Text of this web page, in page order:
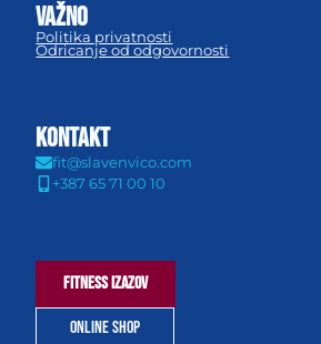
Biceps 08
važno
Politika privatnosti
Odricanje od odgovornosti
KONTAKT
fit@slavenvico.com
+387 65 71 00 10
FITNESS IZAZOV
ONLINE SHOP